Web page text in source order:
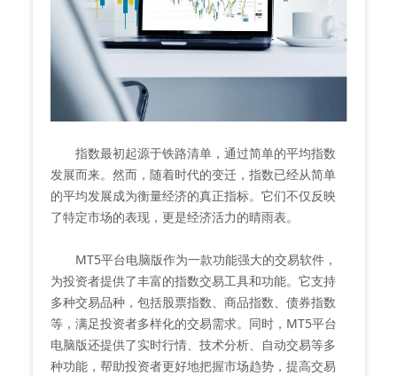
指数最初起源于铁路清单，通过简单的平均指数
发展而来。然而，随着时代的变迁，指数已经从简单
的平均发展成为衡量经济的真正指标。它们不仅反映
了特定市场的表现，更是经济活力的晴雨表。
MT5平台电脑版作为一款功能强大的交易软件，
为投资者提供了丰富的指数交易工具和功能。它支持
多种交易品种，包括股票指数、商品指数、债券指数
等，满足投资者多样化的交易需求。同时，MT5平台
电脑版还提供了实时行情、技术分析、自动交易等多
种功能，帮助投资者更好地把握市场趋势，提高交易